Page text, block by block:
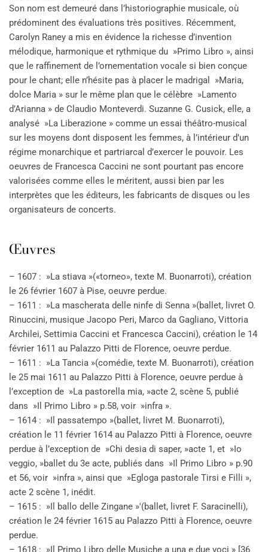
Son nom est demeuré dans l’historiographie musicale, où
prédominent des évaluations très positives. Récemment,
Carolyn Raney a mis en évidence la richesse d’invention
mélodique, harmonique et rythmique du »Primo Libro », ainsi
que le raffinement de l’ornementation vocale si bien conçue
pour le chant; elle n’hésite pas à placer le madrigal »Maria,
dolce Maria » sur le même plan que le célèbre »Lamento
d’Arianna » de Claudio Monteverdi. Suzanne G. Cusick, elle, a
analysé »La Liberazione » comme un essai théâtro-musical
sur les moyens dont disposent les femmes, à l’intérieur d’un
régime monarchique et partriarcal d’exercer le pouvoir. Les
oeuvres de Francesca Caccini ne sont pourtant pas encore
valorisées comme elles le méritent, aussi bien par les
interprètes que les éditeurs, les fabricants de disques ou les
organisateurs de concerts.
Œuvres
– 1607 : »La stiava »(«torneo», texte M. Buonarroti), création
le 26 février 1607 à Pise, oeuvre perdue.
– 1611 : »La mascherata delle ninfe di Senna »(ballet, livret O.
Rinuccini, musique Jacopo Peri, Marco da Gagliano, Vittoria
Archilei, Settimia Caccini et Francesca Caccini), création le 14
février 1611 au Palazzo Pitti de Florence, oeuvre perdue.
– 1611 : »La Tancia »(comédie, texte M. Buonarroti), création
le 25 mai 1611 au Palazzo Pitti à Florence, oeuvre perdue à
l’exception de »La pastorella mia, »acte 2, scène 5, publié
dans »Il Primo Libro » p.58, voir »infra ».
– 1614 : »Il passatempo »(ballet, livret M. Buonarroti),
création le 11 février 1614 au Palazzo Pitti à Florence, oeuvre
perdue à l’exception de »Chi desia di saper, »acte 1, et »Io
veggio, »ballet du 3e acte, publiés dans »Il Primo Libro » p.90
et 56, voir »infra », ainsi que »Egloga pastorale Tirsi e Filli »,
acte 2 scène 1, inédit.
– 1615 : »Il ballo delle Zingane »'(ballet, livret F. Saracinelli),
création le 24 février 1615 au Palazzo Pitti à Florence, oeuvre
perdue.
– 1618 : »Il Primo Libro delle Musiche a una e due voci » [36